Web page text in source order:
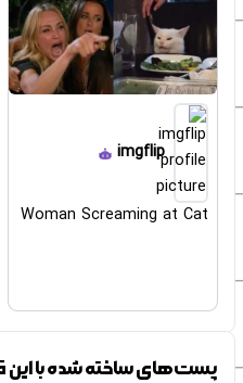
imgflip
Woman Screaming at Cat
پست‌های ساخته شده با این